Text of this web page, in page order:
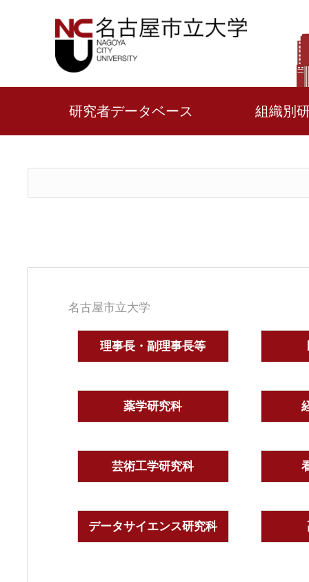
研究者データベース 組織別
名古屋市立大学
理事長・副理事長等
薬学研究科
芸術工学研究科
データサイエンス研究科